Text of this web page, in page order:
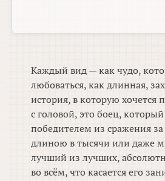
Каждый вид — как чудо,
любоваться, как длинная,
история, в которую хочется
с головой, это боец,
победителем из сражения
длиною в тысячи или даже
лучший из лучших,
во всём, что касается его